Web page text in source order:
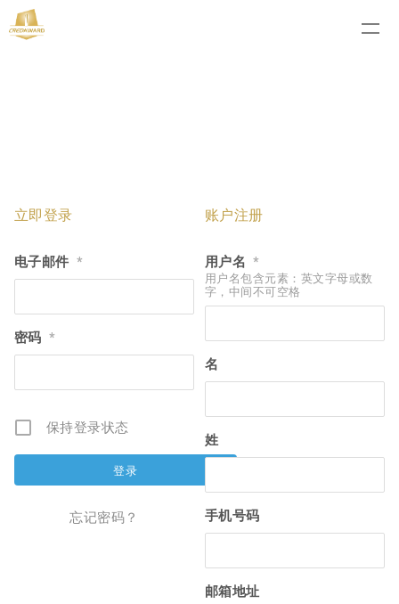
立即登录
电子邮件 *
密码 *
保持登录状态
忘记密码？
账户注册
用户名 *
用户名包含元素：英文字母或数
字，中间不可空格
名
姓
手机号码
邮箱地址